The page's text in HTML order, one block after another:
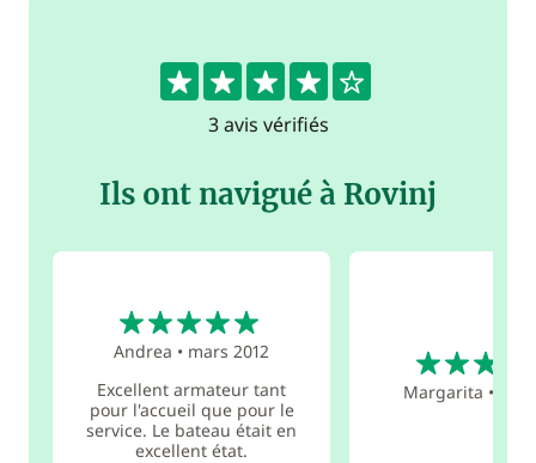
4
3 avis vérifiés
Ils ont navigué à Rovinj
Andrea • mars 2012
Excellent armateur tant
pour l'accueil que pour le
service. Le bateau était en
excellent état.
Margarita •